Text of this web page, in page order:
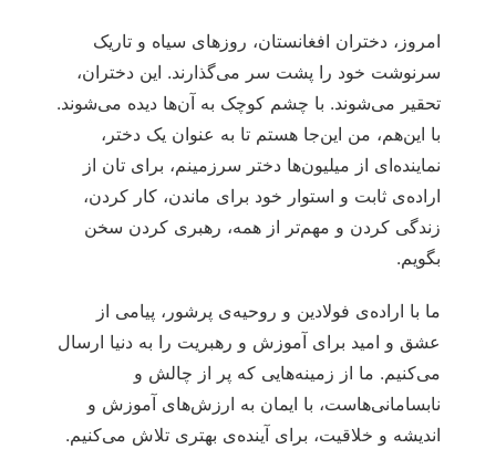
امروز، دختران افغانستان، روزهای سیاه و تاریک
سرنوشت خود را پشت سر می‌گذارند. این دختران،
تحقیر می‌شوند. با چشم کوچک به آن‌ها دیده می‌شوند.
با این‌هم، من این‌جا هستم تا به عنوان یک دختر،
نماینده‌ای از میلیون‌ها دختر سرزمینم، برای تان از
اراده‌ی ثابت و استوار خود برای ماندن، کار کردن،
زندگی کردن و مهم‌تر از همه، رهبری کردن سخن
بگویم.
ما با اراده‌‌ی فولادین و روحیه‌ی پرشور، پیامی ‌از
عشق و امید برای آموزش و رهبریت را به دنیا ارسال
می‌کنیم. ما از زمینه‌هایی که پر از چالش و
نابسامانی‌هاست، با ایمان به ارزش‌های آموزش و
اندیشه و خلاقیت، برای آینده‌ی بهتری تلاش می‌کنیم.